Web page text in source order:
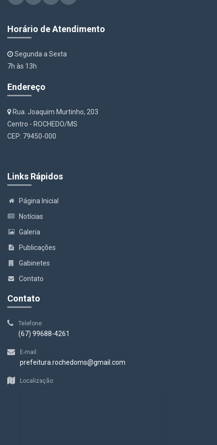
Horário de Atendimento
Segunda a Sexta
7h às 13h
Endereço
Rua. Joaquim Murtinho, 203
Centro - ROCHEDO/MS
CEP: 79450-000
Links Rápidos
Página Inicial
Notícias
Galeria
Publicações
Gabinetes
Contato
Contato
Telefone:
(67) 99688-4261
E-mail:
prefeitura.rochedoms@gmail.com
Localização: